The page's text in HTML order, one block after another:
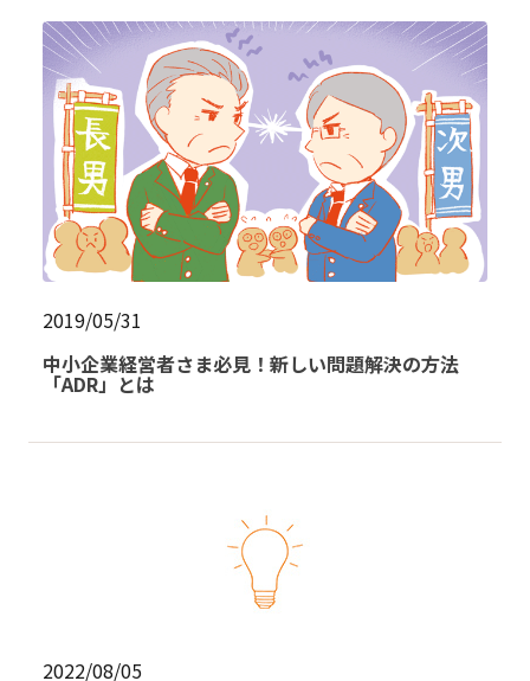
2019/05/31
中小企業経営者さま必見！新しい問題解決の方法
「ADR」とは
2022/08/05